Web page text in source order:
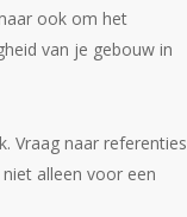
ook om het
van je gebouw in
Vraag naar referenties
alleen voor een